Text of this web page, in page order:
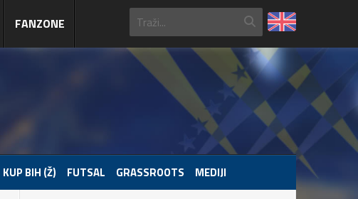
FANZONE
KUP BIH (Ž) FUTSAL GRASSROOTS MEDIJI